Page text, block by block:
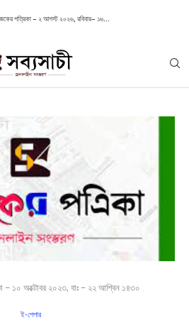
পত্রিকা – ২ আগস্ট ২০২৬, রবিবার– ১৬...
– ১০ অক্টোবর ২০২৩, বাঃ – ২২ আশ্বিন ১৪৩০
ই-পেপার